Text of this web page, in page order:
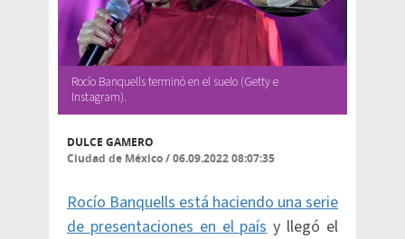
Rocío Banquells terminó en el suelo (Getty e
Instagram).
DULCE GAMERO
Ciudad de México/06.09.2022 08:07:35
Rocío Banquells está haciendo una serie
de presentaciones en el paísy llegó el